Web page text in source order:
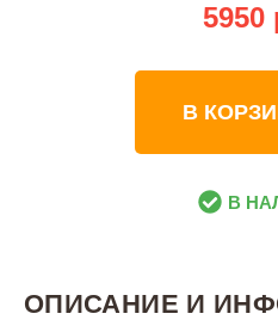
5950
В
В
ОПИСАНИЕ И